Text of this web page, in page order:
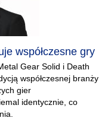
współczesne gry
Gear Solid i Death
współczesnej branży
gier
identycznie, co